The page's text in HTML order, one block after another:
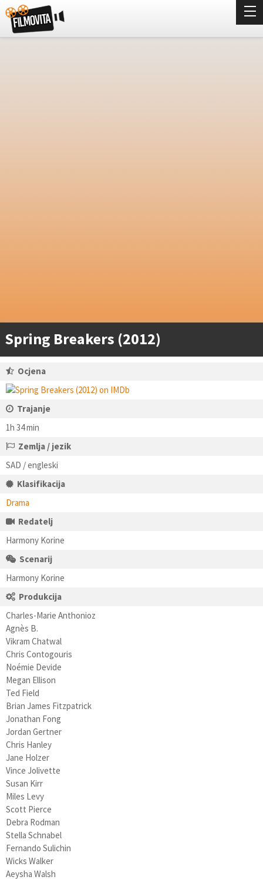
Spring Breakers (2012)
Ocjena
Trajanje
1h 34 min
Zemlja / jezik
SAD / engleski
Klasifikacija
Drama
Redatelj
Harmony Korine
Scenarij
Harmony Korine
Produkcija
Charles-Marie Anthonioz
Agnès B.
Vikram Chatwal
Chris Contogouris
Noémie Devide
Megan Ellison
Ted Field
Brian James Fitzpatrick
Jonathan Fong
Jordan Gertner
Chris Hanley
Jane Holzer
Vince Jolivette
Susan Kirr
Miles Levy
Scott Pierce
Debra Rodman
Stella Schnabel
Fernando Sulichin
Wicks Walker
Aeysha Walsh